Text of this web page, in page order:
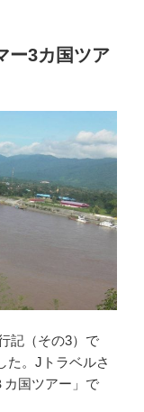
ー3カ国ツア
記（その3）で
た。Jトラベルさ
カ国ツアー」で